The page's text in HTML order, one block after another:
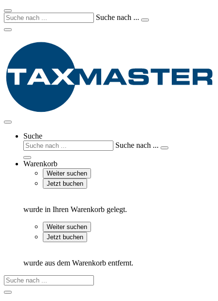
Suche nach ...
Suche
Suche nach ...
Warenkorb
Weiter suchen
Jetzt buchen
wurde in Ihren Warenkorb gelegt.
Weiter suchen
Jetzt buchen
wurde aus dem Warenkorb entfernt.